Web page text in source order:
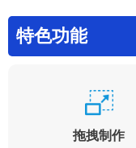
特色功能
拖拽制作